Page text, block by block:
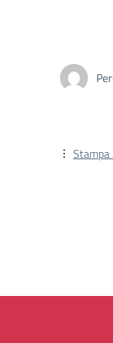
Stampa